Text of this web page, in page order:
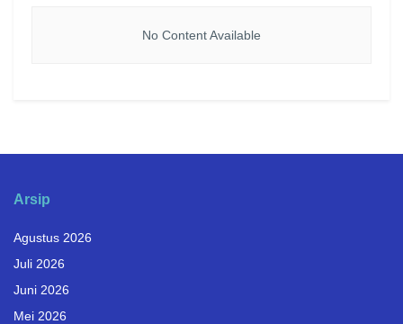
No Content Available
Arsip
Agustus 2026
Juli 2026
Juni 2026
Mei 2026